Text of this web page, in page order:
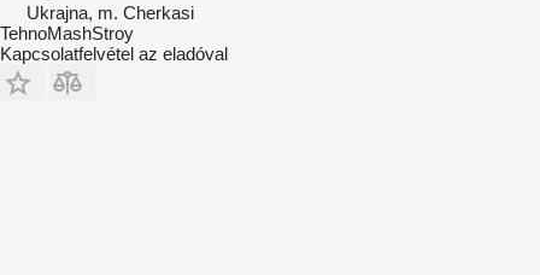
Ukrajna, m. Cherkasi
TehnoMashStroy
Kapcsolatfelvétel az eladóval